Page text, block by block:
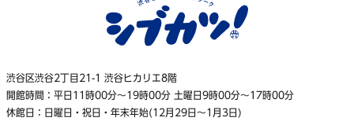
渋谷区渋谷2丁目21-1 渋谷ヒカリエ8階
開館時間：平日11時00分〜19時00分 土曜日9時00分〜17時00分
休館日：日曜日・祝日・年末年始(12月29日〜1月3日)